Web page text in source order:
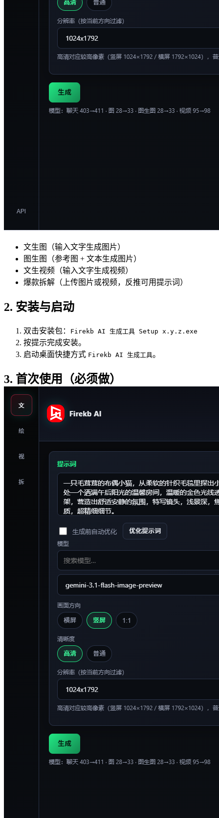
文生图（输入文字生成图片）
图生图（参考图 + 文本生成图片）
文生视频（输入文字生成视频）
爆款拆解（上传图片或视频，反推可用提示词）
2. 安装与启动
双击安装包： Firekb AI 生成工具 Setup x.y.z.exe
按提示完成安装。
启动桌面快捷方式 Firekb AI 生成工具。
3. 首次使用（必须做）